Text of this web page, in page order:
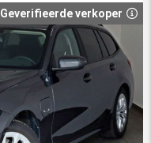
Geverifieerde verkoper